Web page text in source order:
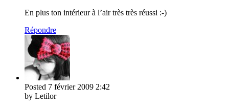
En plus ton intérieur à l’air très très réussi :-)
Répondre
Posted 7 février 2009 2:42
by Letilor